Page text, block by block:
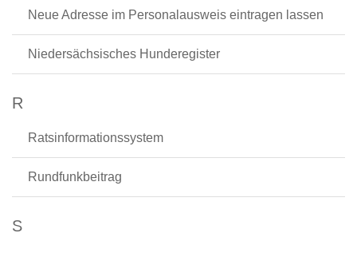
Neue Adresse im Personalausweis eintragen lassen
Niedersächsisches Hunderegister
R
Ratsinformationssystem
Rundfunkbeitrag
S